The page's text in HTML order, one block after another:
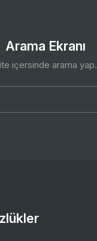
Arama Ekranı
içersinde arama yap.